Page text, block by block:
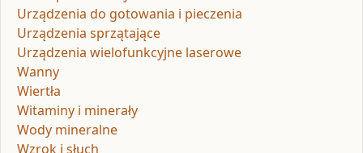
Urządzenia do gotowania i pieczenia
Urządzenia sprzątające
Urządzenia wielofunkcyjne laserowe
Wanny
Wiertła
Witaminy i minerały
Wody mineralne
Wzrok i słuch